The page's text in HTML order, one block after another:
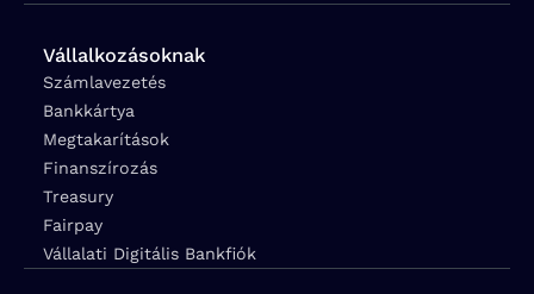
Vállalkozásoknak
Számlavezetés
Bankkártya
Megtakarítások
Finanszírozás
Treasury
Fairpay
Vállalati Digitális Bankfiók